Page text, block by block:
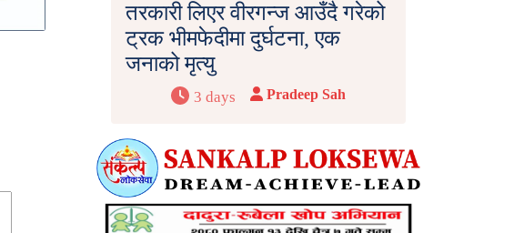
तरकारी लिएर वीरगन्ज आउँदै गरेको
ट्रक भीमफेदीमा दुर्घटना, एक
जनाको मृत्यु
3 days Pradeep Sah